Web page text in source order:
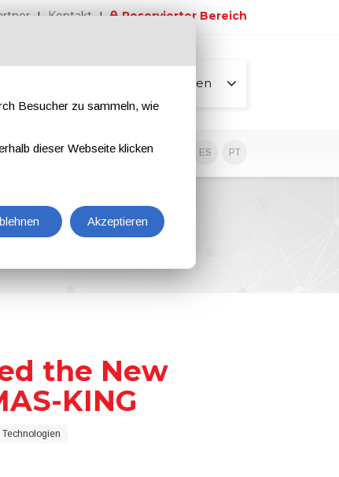
Kontakt Reservierter Bereich
Alle Seiten
EN IT ES PT
the New
KING
Technologien
Besucher zu sammeln, wie
dieser Webseite klicken
Akzeptieren